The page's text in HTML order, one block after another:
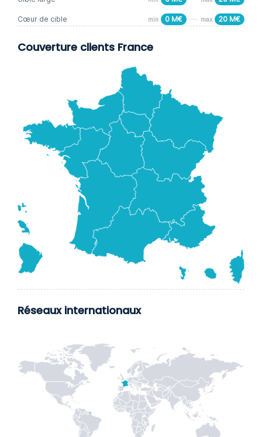
Cœur de cible min 0 M€ max 20 M€
Couverture clients France
Réseaux internationaux